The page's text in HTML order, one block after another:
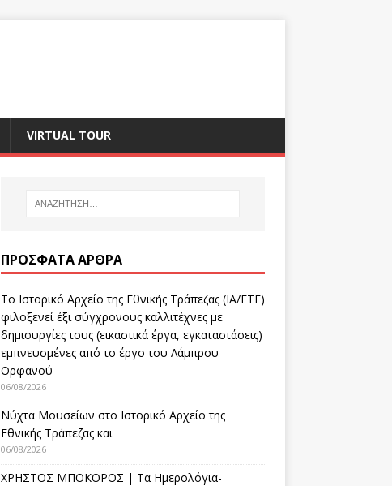
VIRTUAL TOUR
ΠΡΌΣΦΑΤΑ ΆΡΘΡΑ
Το Ιστορικό Αρχείο της Εθνικής Τράπεζας (ΙΑ/ΕΤΕ)
φιλοξενεί έξι σύγχρονους καλλιτέχνες με
δημιουργίες τους (εικαστικά έργα, εγκαταστάσεις)
εμπνευσμένες από το έργο του Λάμπρου
Ορφανού
06/08/2026
Νύχτα Μουσείων στο Ιστορικό Αρχείο της
Εθνικής Τράπεζας και
06/08/2026
ΧΡΗΣΤΟΣ ΜΠΟΚΟΡΟΣ | Τα Ημερολόγια-